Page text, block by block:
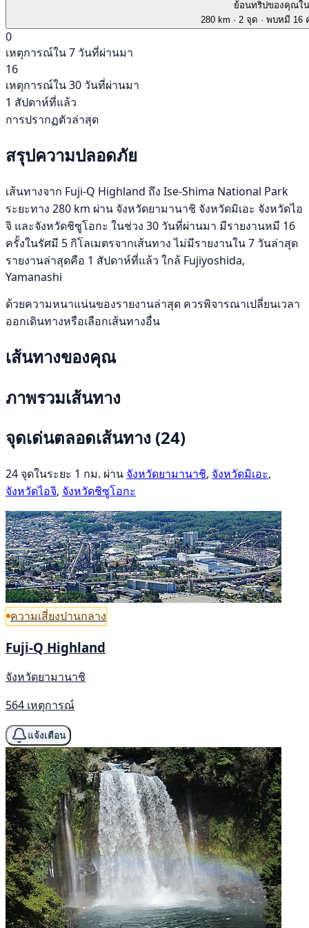
ย้อนทริปของคุณใ
280 km · 2 จุด · พบหมี 16
0
เหตุการณ์ใน 7 วันที่ผ่านมา
16
เหตุการณ์ใน 30 วันที่ผ่านมา
1 สัปดาห์ที่แล้ว
การปรากฏตัวล่าสุด
สรุปความปลอดภัย
เส้นทางจาก Fuji-Q Highland ถึง Ise-Shima National Park
ระยะทาง 280 km ผ่าน จังหวัดยามานาชิ จังหวัดมิเอะ จังหวัดไอ
จิ และจังหวัดชิซูโอกะ ในช่วง 30 วันที่ผ่านมา มีรายงานหมี 16
ครั้งในรัศมี 5 กิโลเมตรจากเส้นทาง ไม่มีรายงานใน 7 วันล่าสุด
รายงานล่าสุดคือ 1 สัปดาห์ที่แล้ว ใกล้ Fujiyoshida,
Yamanashi
ด้วยความหนาแน่นของรายงานล่าสุด ควรพิจารณาเปลี่ยนเวลา
ออกเดินทางหรือเลือกเส้นทางอื่น
เส้นทางของคุณ
ภาพรวมเส้นทาง
จุดเด่นตลอดเส้นทาง (24)
24 จุดในระยะ 1 กม. ผ่าน จังหวัดยามานาชิ, จังหวัดมิเอะ,
จังหวัดไอจิ, จังหวัดชิซูโอกะ
ความเสี่ยงปานกลาง
Fuji-Q Highland
จังหวัดยามานาชิ
564 เหตุการณ์
แจ้งเตือน